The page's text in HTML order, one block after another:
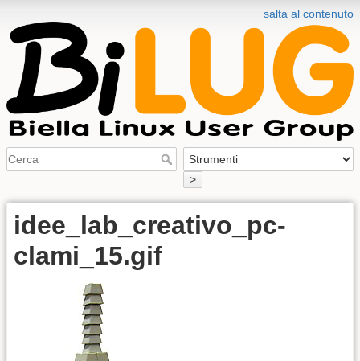
salta al contenuto
>
idee_lab_creativo_pc-
clami_15.gif